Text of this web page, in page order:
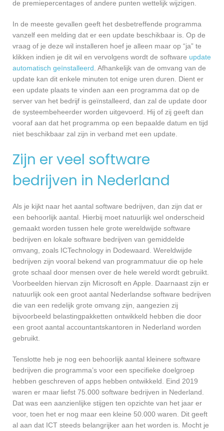
de premiepercentages of andere punten wettelijk wijzigen.
In de meeste gevallen geeft het desbetreffende programma
vanzelf een melding dat er een update beschikbaar is. Op de
vraag of je deze wil installeren hoef je alleen maar op “ja” te
klikken indien je dit wil en vervolgens wordt de software update
automatisch geïnstalleerd. Afhankelijk van de omvang van de
update kan dit enkele minuten tot enige uren duren. Dient er
een update plaats te vinden aan een programma dat op de
server van het bedrijf is geïnstalleerd, dan zal de update door
de systeembeheerder worden uitgevoerd. Hij of zij geeft dan
vooraf aan dat het programma op een bepaalde datum en tijd
niet beschikbaar zal zijn in verband met een update.
Zijn er veel software
bedrijven in Nederland
Als je kijkt naar het aantal software bedrijven, dan zijn dat er
een behoorlijk aantal. Hierbij moet natuurlijk wel onderscheid
gemaakt worden tussen hele grote wereldwijde software
bedrijven en lokale software bedrijven van gemiddelde
omvang, zoals ICTechnology in Dodewaard. Wereldwijde
bedrijven zijn vooral bekend van programmatuur die op hele
grote schaal door mensen over de hele wereld wordt gebruikt.
Voorbeelden hiervan zijn Microsoft en Apple. Daarnaast zijn er
natuurlijk ook een groot aantal Nederlandse software bedrijven
die van een redelijk grote omvang zijn, aangezien zij
bijvoorbeeld belastingpakketten ontwikkeld hebben die door
een groot aantal accountantskantoren in Nederland worden
gebruikt.
Tenslotte heb je nog een behoorlijk aantal kleinere software
bedrijven die programma’s voor een specifieke doelgroep
hebben geschreven of apps hebben ontwikkeld. Eind 2019
waren er maar liefst 75.000 software bedrijven in Nederland.
Dat was een aanzienlijke stijgen ten opzichte van het jaar er
voor, toen het er nog maar een kleine 50.000 waren. Dit geeft
al aan dat ICT steeds belangrijker aan het worden is. Mocht je